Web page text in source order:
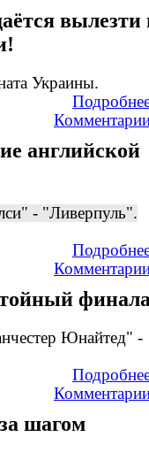
вылезти
Украины.
английской
- "Ливерпуль".
Юнайтед" -
шагом